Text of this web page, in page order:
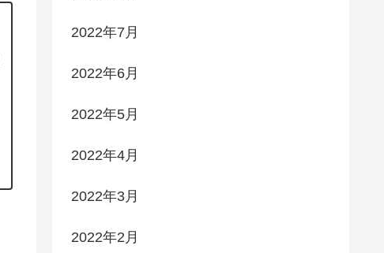
2022年7月
2022年6月
2022年5月
2022年4月
2022年3月
2022年2月